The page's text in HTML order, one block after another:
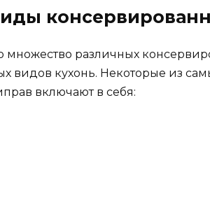
множество различных
видов кухонь. Некоторые из
включают в себя: